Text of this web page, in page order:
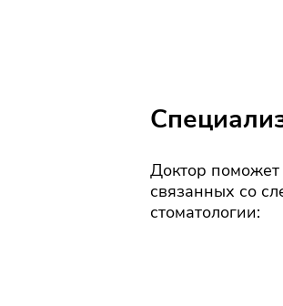
Доктор
связанных со
стоматологии: